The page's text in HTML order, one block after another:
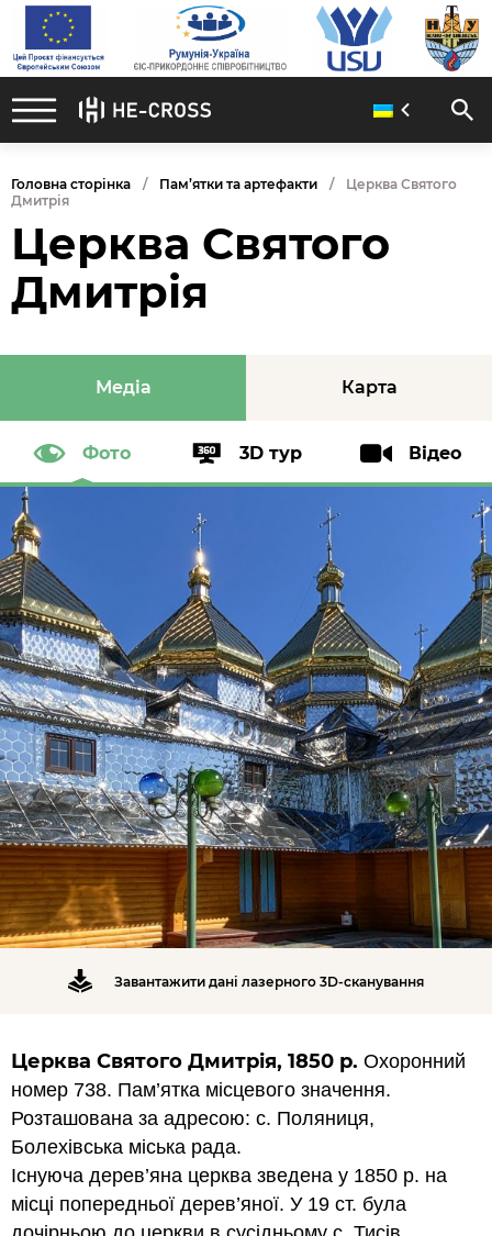
Головна сторінка Пам’ятки та артефакти
Церква Святого
Дмитрія
Церква Святого
Дмитрія
Медіа Карта
Фото 3D тур Відео
Завантажити дані лазерного 3D-сканування
Церква Святого Дмитрія, 1850 р. Охоронний
номер 738. Пам’ятка місцевого значення.
Розташована за адресою: с. Поляниця,
Болехівська міська рада.
Існуюча дерев’яна церква зведена у 1850 р. на
місці попередньої дерев’яної. У 19 ст. була